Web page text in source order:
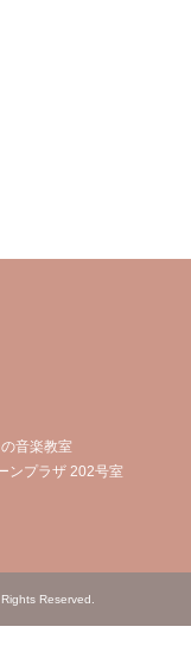
音楽教室
ンプラザ 202号室
Reserved.